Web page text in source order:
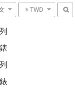
$ TWD